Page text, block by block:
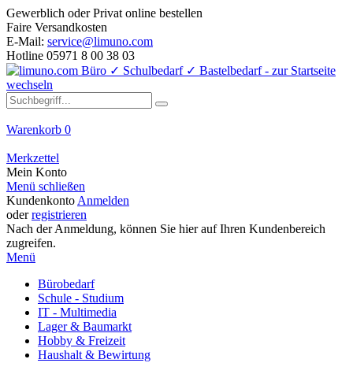
Gewerblich oder Privat online bestellen
Faire Versandkosten
E-Mail: service@limuno.com
Hotline 05971 8 00 38 03
Warenkorb 0
Merkzettel
Mein Konto
Menü schließen
Kundenkonto Anmelden
oderregistrieren
Nach der Anmeldung, können Sie hier auf Ihren Kundenbereich
zugreifen.
Menü
Bürobedarf
Schule - Studium
IT - Multimedia
Lager & Baumarkt
Hobby & Freizeit
Haushalt & Bewirtung